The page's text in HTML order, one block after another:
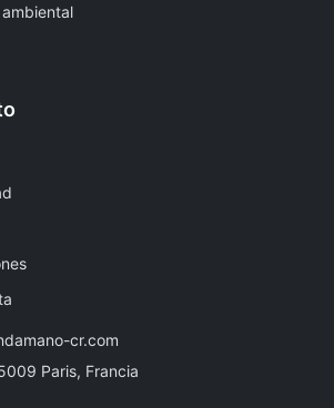
cr.com
Paris, Francia